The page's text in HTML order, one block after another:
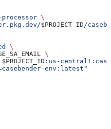
\
$PROJECT_ID/
\
\
$PROJECT_ID :us-
env:latest"